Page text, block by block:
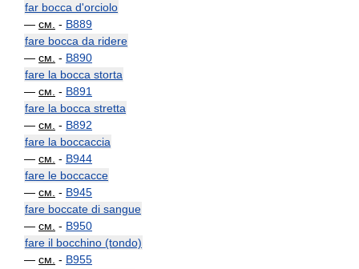
far bocca d'orciolo
— см. - B889
fare bocca da ridere
— см. - B890
fare la bocca storta
— см. - B891
fare la bocca stretta
— см. - B892
fare la boccaccia
— см. - B944
fare le boccacce
— см. - B945
fare boccate di sangue
— см. - B950
fare il bocchino (tondo)
— см. - B955